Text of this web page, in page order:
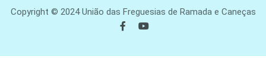
Copyright © 2024 União das Freguesias de Ramada e Caneças